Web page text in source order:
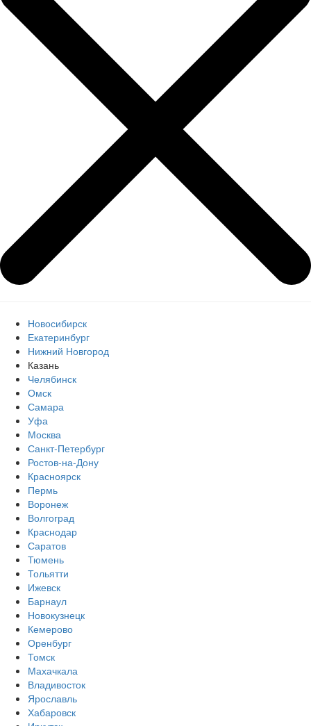
Новосибирск
Екатеринбург
Нижний Новгород
Казань
Челябинск
Омск
Самара
Уфа
Москва
Санкт-Петербург
Ростов-на-Дону
Красноярск
Пермь
Воронеж
Волгоград
Краснодар
Саратов
Тюмень
Тольятти
Ижевск
Барнаул
Новокузнецк
Кемерово
Оренбург
Томск
Махачкала
Владивосток
Ярославль
Хабаровск